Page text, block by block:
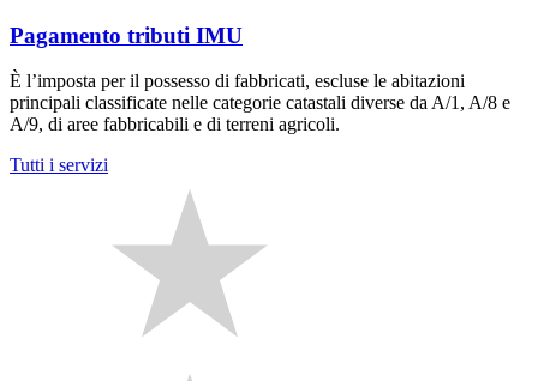
Pagamento tributi IMU
È l’imposta per il possesso di fabbricati, escluse le abitazioni
principali classificate nelle categorie catastali diverse da A/1, A/8 e
A/9, di aree fabbricabili e di terreni agricoli.
Tutti i servizi